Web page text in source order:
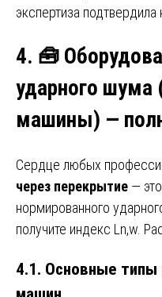
экспертиза
4. 🧰
ударного
машины) —
Сердце любых
через перекрытие —
нормированного
получите индекс Ln,w.
4.1. Основные